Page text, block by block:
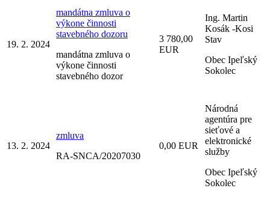
19. 2. 2024
mandátna zmluva o
výkone činnosti
stavebného dozoru
mandátna zmluva o
výkone činnosti
stavebného dozor
3 780,00
EUR
Ing. Martin
Kosák -Kosi
Stav
Obec Ipeľský
Sokolec
13. 2. 2024
zmluva
RA-SNCA/20207030
0,00 EUR
Národná
agentúra pre
sieťové a
elektronické
služby
Obec Ipeľský
Sokolec